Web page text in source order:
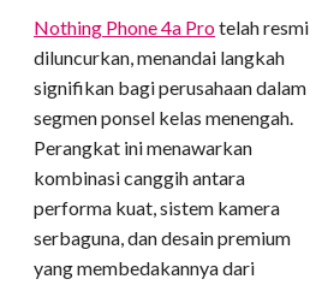
Nothing Phone 4a Protelah resmi
diluncurkan, menandai langkah
signifikan bagi perusahaan dalam
segmen ponsel kelas menengah.
Perangkat ini menawarkan
kombinasi canggih antara
performa kuat, sistem kamera
serbaguna, dan desain premium
yang membedakannya dari